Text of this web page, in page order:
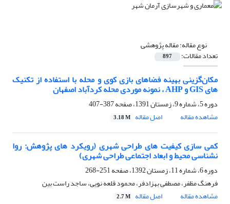
نوع مقاله:مقاله پژوهشی
تعداد مقالات: 897
مکان‌گزینی بهینه فضاهای بازی کوی و محله با استفاده از تکنیک
های GIS و AHP ، نمونه موردی محله کردآباد اصفهان
دوره 5، شماره 9، زمستان 1391، صفحه
387-407
مشاهده مقاله
اصل مقاله 3.18 M
کمی سازی کیفیت های طراحی شهری (رویکرد های پژوهش: روا
نشناسی محیط و ابعاد اجتماعی طراحی شهری)
دوره 6، شماره 11، زمستان 1392، صفحه
251-268
فرهنگ مظفر، مصطفی بهزادفر، محمود قلعه نویی، ساجد راست بین
مشاهده مقاله
اصل مقاله 2.7 M